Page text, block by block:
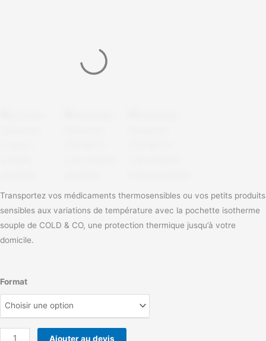
Transportez vos médicaments thermosensibles ou vos petits produits
sensibles aux variations de température avec la pochette isotherme
souple de COLD & CO, une protection thermique jusqu’à votre
domicile.
Format
quantité
de
Pochette